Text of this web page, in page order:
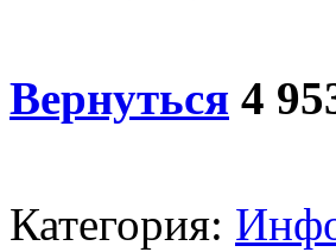
Вернуться 4
Категория: